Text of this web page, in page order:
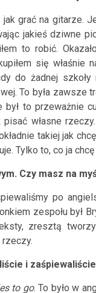
grać na gitarze.
jakieś dziwne
to robić.
się właśnie
do żadnej
To była zawsze
był to przeważnie
własne
takiej jak
Tylko to, co ja
Czy masz na
po
zespołu był
zresztą
i
to go. To było w